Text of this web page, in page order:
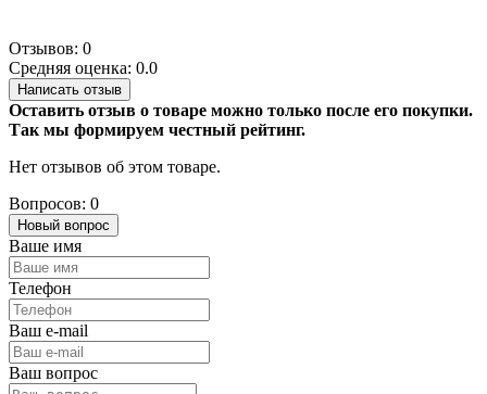
Отзывов: 0
Средняя оценка: 0.0
Написать отзыв
Оставить отзыв о товаре можно только после его покупки.
Так мы формируем честный рейтинг.
Нет отзывов об этом товаре.
Вопросов: 0
Новый вопрос
Ваше имя
Телефон
Ваш e-mail
Ваш вопрос